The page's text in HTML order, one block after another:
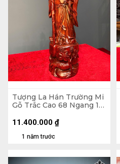
Tượng La Hán Trường Mi
Gỗ Trắc Cao 68 Ngang 16
1 năm trước
11.400.000 ₫